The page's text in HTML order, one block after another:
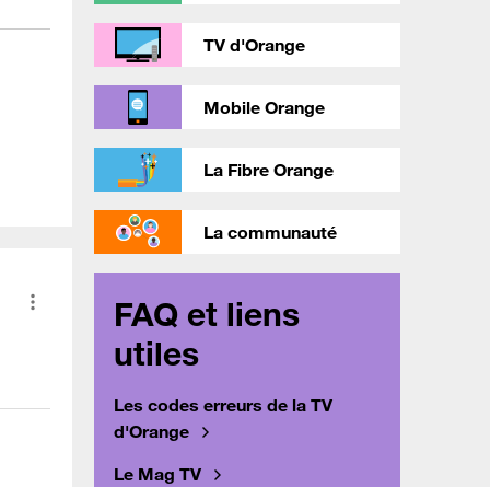
TV d'Orange
Mobile Orange
La Fibre Orange
La communauté
FAQ et liens
utiles
Les codes erreurs de la TV
d'Orange
Le Mag TV